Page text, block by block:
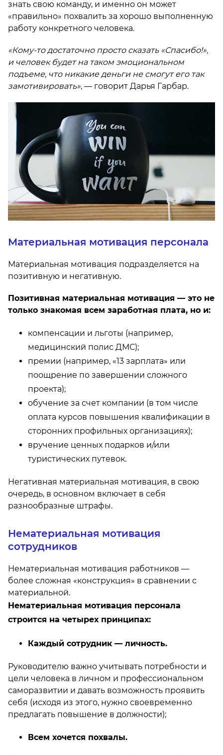
знать свою команду, и именно он может
«правильно» похвалить за хорошо выполненную
работу конкретного человека.
«Кому-то достаточно просто сказать «Спасибо!»,
и человек будет на таком эмоциональном
подъеме, что никакие деньги не смогут его так
замотивировать», — говорит Дарья Гарбар.
Материальная мотивация персонала
Материальная мотивация подразделяется на
позитивную и негативную.
Позитивная материальная мотивация — это не
только знакомая всем заработная плата, но и:
компенсации и льготы (например,
медицинский полис ДМС);
премии (например, «13 зарплата» или
поощрение по завершении сложного
проекта);
обучение за счет компании (в том числе
оплата курсов повышения квалификации в
сторонних профильных организациях);
вручение ценных подарков и/или
туристических путевок.
Негативная материальная мотивация, в свою
очередь, в основном включает в себя
разнообразные штрафы.
Нематериальная мотивация
сотрудников
Нематериальная мотивация работников —
более сложная «конструкция» в сравнении с
материальной.
Нематериальная мотивация персонала
строится на четырех принципах:
Каждый сотрудник — личность.
Руководителю важно учитывать потребности и
цели человека в личном и профессиональном
саморазвитии и давать возможность проявить
себя (исходя из этого, нужно своевременно
предлагать повышение в должности);
Всем хочется похвалы.